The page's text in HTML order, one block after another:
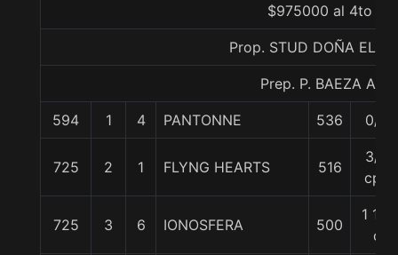
$975000 al 4to
Prop. STUD DOÑA
Prep. P. BAEZA A.
594 1 4 PANTONNE 536 0/0
725 2 1 FLYNG HEARTS 516
3/4
cpo
725 3 6 IONOSFERA 500
1 1/4
c